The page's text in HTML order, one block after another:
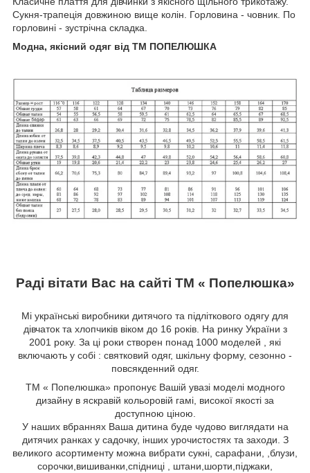
Сукня-трапеція довжиною вище колін. Горловина - човник. По
горловині - зустрічна складка.
Модна, якісний одяг від ТМ ПОПЕЛЮШКА
Раді вітати Вас на сайті ТМ « Попелюшка»
Мі українські виробники дитячого та підліткового одягу для
дівчаток та хлопчиків віком до 16 років. На ринку України з
2001 року. За ці роки створен понад 1000 моделей , які
включають у собі : святковий одяг, шкільну форму, сезонно -
повсякденний одяг.
ТМ « Попелюшка» пропонує Вашій увазі моделі модного
дизайну в яскравій кольоровій гамі, високої якості за
доступною ціною.
У наших вбраннях Ваша дитина буде чудово виглядати на
дитячих ранках у садочку, інших урочистостях та заходи. З
великого асортименту можна вибрати сукні, сарафани,
,блузи,
сорочки,вишиванки,спідниці
, штани,шорти,піджаки,